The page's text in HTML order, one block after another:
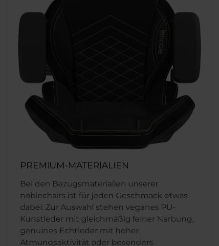
PREMIUM-MATERIALIEN
Bei den Bezugsmaterialien unserer
noblechairs ist für jeden Geschmack etwas
dabei: Zur Auswahl stehen veganes PU-
Kunstleder mit gleichmäßig feiner Narbung,
genuines Echtleder mit hoher
Atmungsaktivität oder besonders